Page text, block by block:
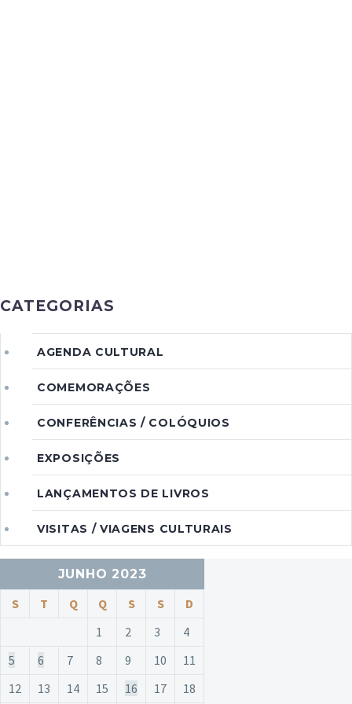
CATEGORIAS
AGENDA CULTURAL
COMEMORAÇÕES
CONFERÊNCIAS / COLÓQUIOS
EXPOSIÇÕES
LANÇAMENTOS DE LIVROS
VISITAS / VIAGENS CULTURAIS
JUNHO 2023
S T Q Q S S
D
1
2 3
4
5
6 7 8 9 10
11
12
13 14 15 16 17 18